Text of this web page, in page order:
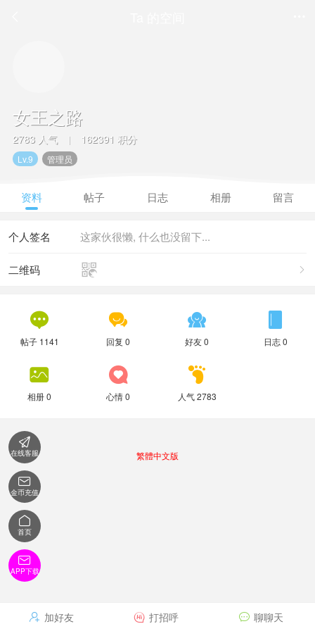
女王之路
2783 人气 | 162391 积分
Lv.9 管理员
资料 帖子 日志 相册 留言
这家伙很懒, 什么也没留下...
个人签名


二维码

帖子 1141

回复 0

好友 0

日志 0

相册 0

心情 0

人气 2783
 加好友  打招呼  聊聊天
繁體中文版

在线客服

金币充值

首页

APP下载